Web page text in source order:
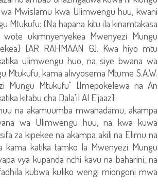
Mwislamu kwa Ulimwengu huu, kwani
Mtukufu: {Na hapana kitu ila kinamtakasa
ukimnyenyekea Mwenyezi Mungu
[AR RAHMAAN 6]. Kwa hiyo mtu
ulimwengu huo, na siye bwana wa
kama alivyosema Mtume S.A.W.
Mungu Mtukufu" [Imepokelewa na An
kitabu cha Dala'il Al E'jaaz];
na akamuumba mwanadamu, akampa
wa Ulimwengu huu, na kwa kuwa
za kipekee na akampa akili na Elimu na
kama katika tamko la Mwenyezi Mungu
vya kupanda nchi kavu na baharini, na
kubwa kuliko wengi miongoni mwa